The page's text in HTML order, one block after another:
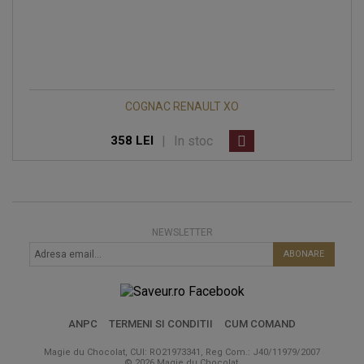
COGNAC RENAULT XO
358 LEI | In stoc
NEWSLETTER
ABONARE
ANPC TERMENI SI CONDITII CUM COMAND
Magie du Chocolat, CUI: RO21973341, Reg Com.: J40/11979/2007